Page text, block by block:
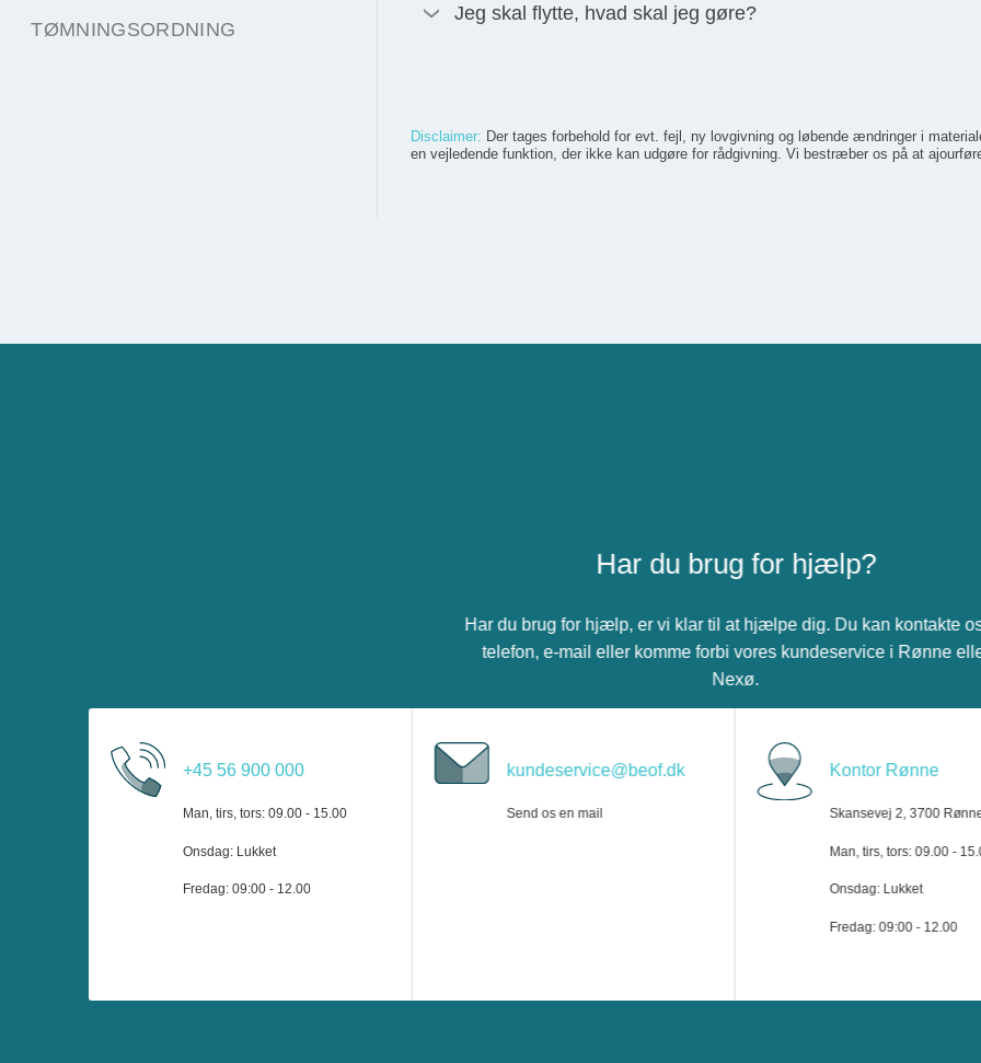
TØMNINGSORDNING
Jeg skal flytte, hvad skal jeg gøre?
Disclaimer: Der tages forbehold for evt. fejl, ny lovgivning og løbende ændringer i
en vejledende funktion, der ikke kan udgøre for rådgivning. Vi bestræber os på at
Har du brug for hjælp?
Har du brug for hjælp, er vi klar til at hjælpe dig. Du kan kontakte
telefon, e-mail eller komme forbi vores kundeservice i Rønne
Nexø.
+45 56 900 000
Man, tirs, tors: 09.00 - 15.00
Onsdag: Lukket
Fredag: 09:00 - 12.00
kundeservice@beof.dk
Send os en mail
Kontor Rønne
Skansevej 2, 3700
Man, tirs, tors: 09.00 -
Onsdag: Lukket
Fredag: 09:00 - 12.00